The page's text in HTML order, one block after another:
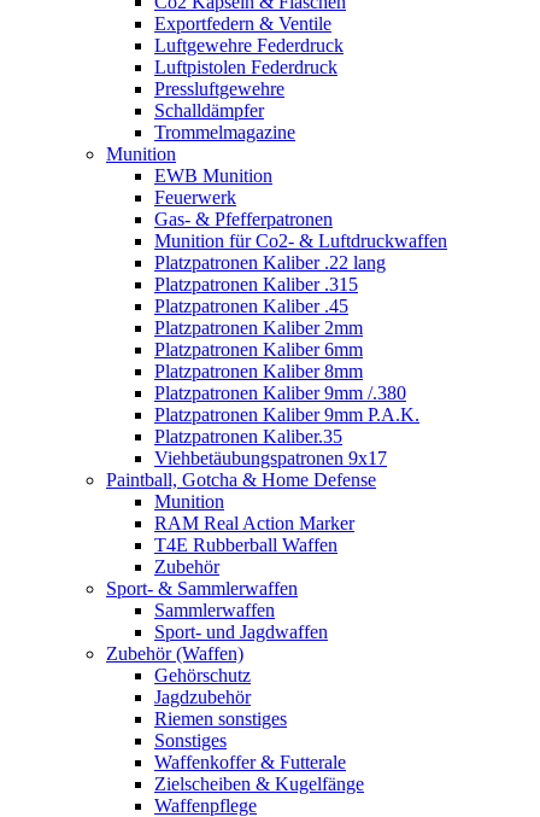
Exportfedern & Ventile
Luftgewehre Federdruck
Luftpistolen Federdruck
Pressluftgewehre
Schalldämpfer
Trommelmagazine
Munition
EWB Munition
Feuerwerk
Gas- & Pfefferpatronen
Munition für Co2- & Luftdruckwaffen
Platzpatronen Kaliber .22 lang
Platzpatronen Kaliber .315
Platzpatronen Kaliber .45
Platzpatronen Kaliber 2mm
Platzpatronen Kaliber 6mm
Platzpatronen Kaliber 8mm
Platzpatronen Kaliber 9mm /.380
Platzpatronen Kaliber 9mm P.A.K.
Platzpatronen Kaliber.35
Viehbetäubungspatronen 9x17
Paintball, Gotcha & Home Defense
Munition
RAM Real Action Marker
T4E Rubberball Waffen
Zubehör
Sport- & Sammlerwaffen
Sammlerwaffen
Sport- und Jagdwaffen
Zubehör (Waffen)
Gehörschutz
Jagdzubehör
Riemen sonstiges
Sonstiges
Waffenkoffer & Futterale
Zielscheiben & Kugelfänge
Waffenpflege